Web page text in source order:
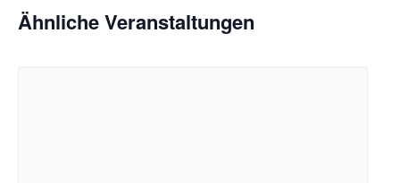
Ähnliche Veranstaltungen